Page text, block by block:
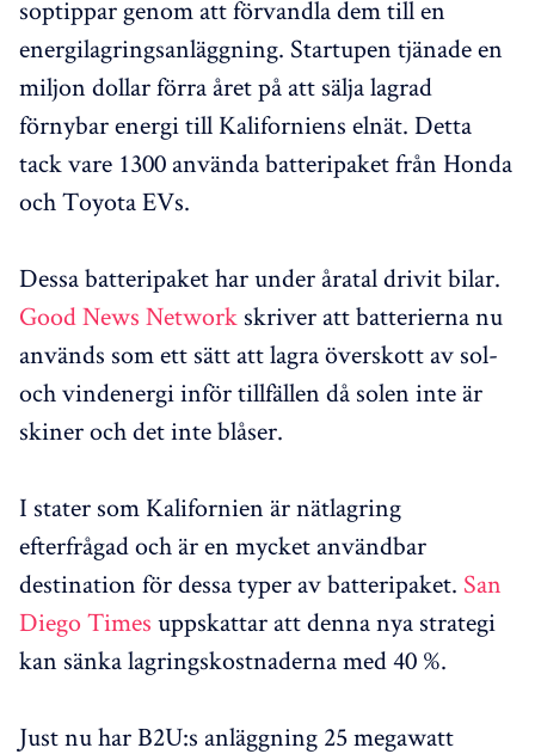
soptippar genom att förvandla dem till en
energilagringsanläggning. Startupen tjänade en
miljon dollar förra året på att sälja lagrad
förnybar energi till Kaliforniens elnät. Detta
tack vare 1300 använda batteripaket från Honda
och Toyota EVs.
Dessa batteripaket har under åratal drivit bilar.
Good News Network skriver att batterierna nu
används som ett sätt att lagra överskott av sol-
och vindenergi inför tillfällen då solen inte är
skiner och det inte blåser.
I stater som Kalifornien är nätlagring
efterfrågad och är en mycket användbar
destination för dessa typer av batteripaket. San
Diego Times uppskattar att denna nya strategi
kan sänka lagringskostnaderna med 40 %.
Just nu har B2U:s anläggning 25 megawatt